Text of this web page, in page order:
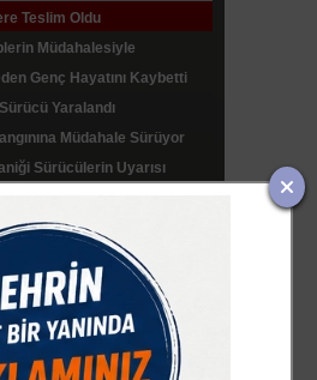
Teslim Oldu
Müdahalesiyle
Genç Hayatını Kaybetti
Yaralandı
Müdahale Sürüyor
Sürücülerin Uyarısı